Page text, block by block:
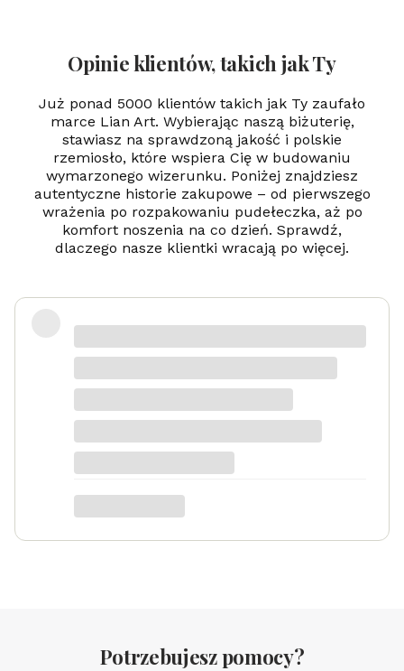
aw
er
zł
oc
en
ie
Opinie klientów, takich jak Ty
Już ponad 5000 klientów takich jak Ty zaufało
marce Lian Art. Wybierając naszą biżuterię,
stawiasz na sprawdzoną jakość i polskie
rzemiosło, które wspiera Cię w budowaniu
wymarzonego wizerunku. Poniżej znajdziesz
autentyczne historie zakupowe – od pierwszego
wrażenia po rozpakowaniu pudełeczka, aż po
komfort noszenia na co dzień. Sprawdź,
dlaczego nasze klientki wracają po więcej.
Danka
Serduszko Grawer
Potrzebujesz pomocy?